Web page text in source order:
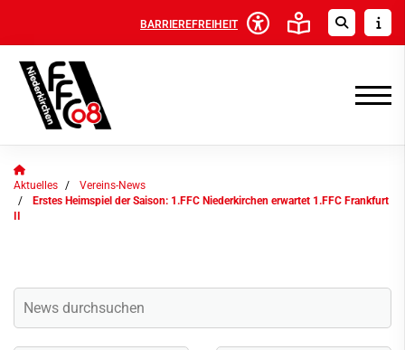
BARRIEREFREIHEIT
Aktuelles
Vereins-News
Erstes Heimspiel der Saison: 1.FFC Niederkirchen erwartet 1.FFC Frankfurt